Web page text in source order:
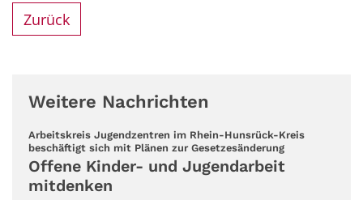
Zurück
Weitere Nachrichten
Arbeitskreis Jugendzentren im Rhein-Hunsrück-Kreis
beschäftigt sich mit Plänen zur Gesetzesänderung
Offene Kinder- und Jugendarbeit
mitdenken